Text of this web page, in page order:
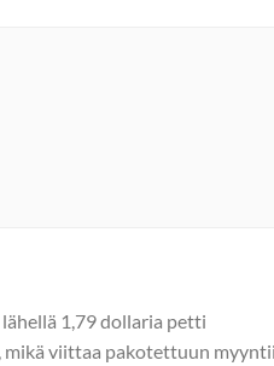
1,79 dollaria petti
mikä viittaa pakotettuun